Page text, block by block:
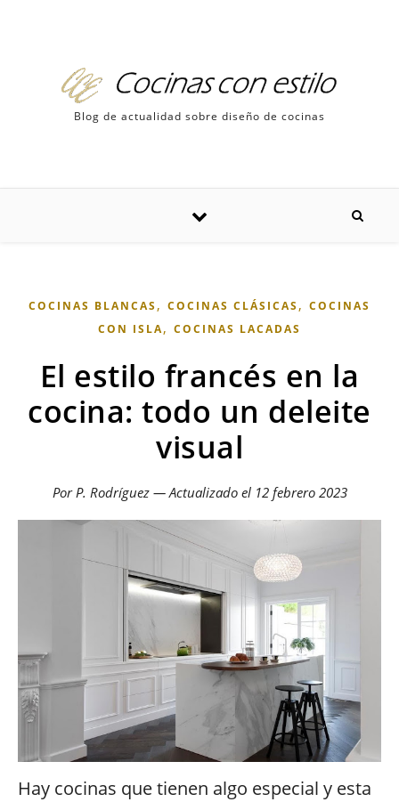
Blog de actualidad sobre diseño de cocinas
COCINAS BLANCAS, COCINAS CLÁSICAS, COCINAS
CON ISLA, COCINAS LACADAS
El estilo francés en la
cocina: todo un deleite
visual
Por P. Rodríguez — Actualizado el 12 febrero 2023
Hay cocinas que tienen algo especial y esta